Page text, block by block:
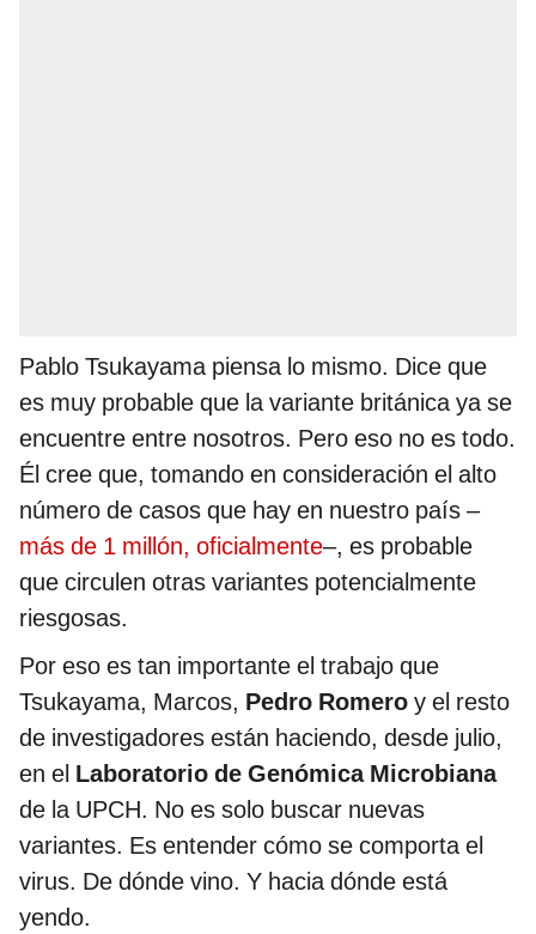
Pablo Tsukayama piensa lo mismo. Dice que
es muy probable que la variante británica ya se
encuentre entre nosotros. Pero eso no es todo.
Él cree que, tomando en consideración el alto
número de casos que hay en nuestro país –
más de 1 millón, oficialmente–, es probable
que circulen otras variantes potencialmente
riesgosas.
Por eso es tan importante el trabajo que
Tsukayama, Marcos, Pedro Romero y el resto
de investigadores están haciendo, desde julio,
en el Laboratorio de Genómica Microbiana
de la UPCH. No es solo buscar nuevas
variantes. Es entender cómo se comporta el
virus. De dónde vino. Y hacia dónde está
yendo.